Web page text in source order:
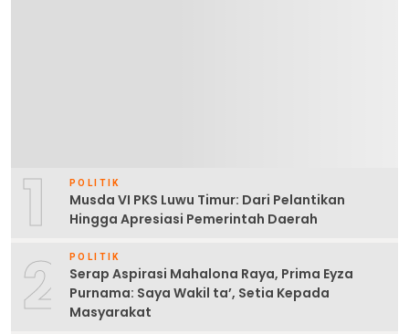
1 POLITIK
Musda VI PKS Luwu Timur: Dari Pelantikan
Hingga Apresiasi Pemerintah Daerah
2 POLITIK
Serap Aspirasi Mahalona Raya, Prima Eyza
Purnama: Saya Wakil ta’, Setia Kepada
Masyarakat